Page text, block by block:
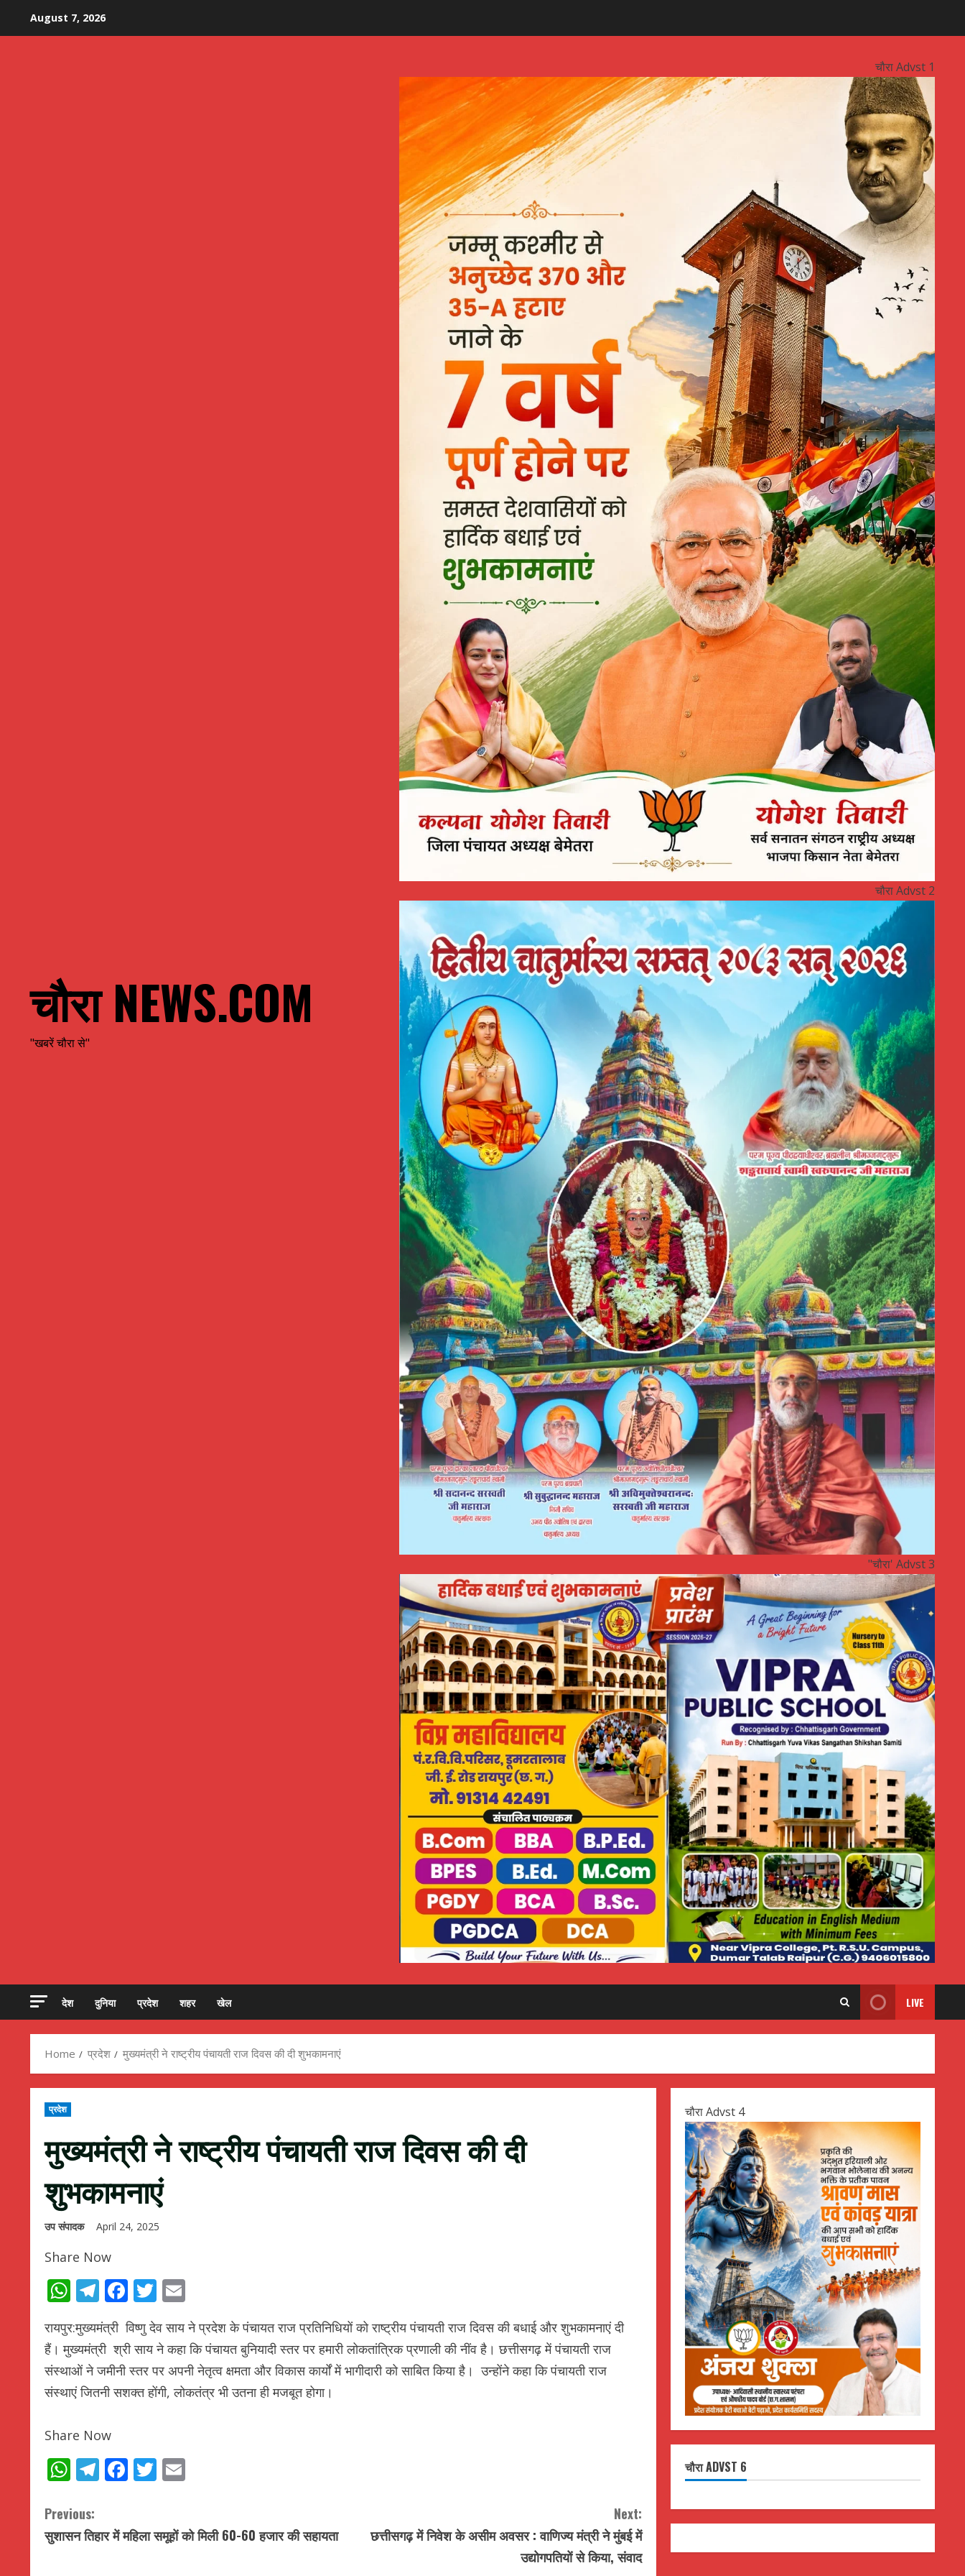
August 7, 2026
चौरा NEWS.COM
"खबरें चौरा से"
चौरा Advst 1
चौरा Advst 2
"चौरा' Advst 3
देश दुनिया प्रदेश शहर खेल LIVE
Home प्रदेश मुख्यमंत्री ने राष्ट्रीय पंचायती राज दिवस की दी शुभकामनाएं
प्रदेश
मुख्यमंत्री ने राष्ट्रीय पंचायती राज दिवस की दी
शुभकामनाएं
उप संपादक April 24, 2025
Share Now
WhatsApp
Telegram
Facebook
Twitter
रायपुर:मुख्यमंत्री विष्णु देव साय ने प्रदेश के पंचायत राज प्रतिनिधियों को राष्ट्रीय पंचायती राज दिवस की बधाई और शुभकामनाएं दी
हैं। मुख्यमंत्री श्री साय ने कहा कि पंचायत बुनियादी स्तर पर हमारी लोकतांत्रिक प्रणाली की नींव है। छत्तीसगढ़ में पंचायती राज
संस्थाओं ने जमीनी स्तर पर अपनी नेतृत्व क्षमता और विकास कार्यों में भागीदारी को साबित किया है। उन्होंने कहा कि पंचायती राज
संस्थाएं जितनी सशक्त होंगी, लोकतंत्र भी उतना ही मजबूत होगा।
Share Now
WhatsApp
Telegram
Facebook
Twitter
C
o
Previous:
सुशासन तिहार में महिला समूहों को मिली 60-60 हजार की सहायता
Next:
छत्तीसगढ़ में निवेश के असीम अवसर : वाणिज्य मंत्री ने मुंबई में
उद्योगपतियों से किया, संवाद
चौरा Advst 4
चौरा ADVST 6